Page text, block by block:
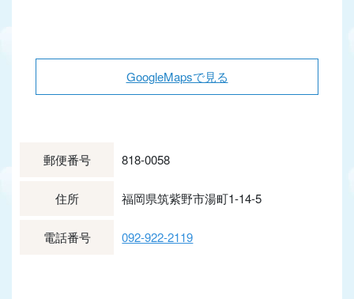
GoogleMapsで見る
郵便番号 818-0058
住所 福岡県筑紫野市湯町1-14-5
電話番号 092-922-2119